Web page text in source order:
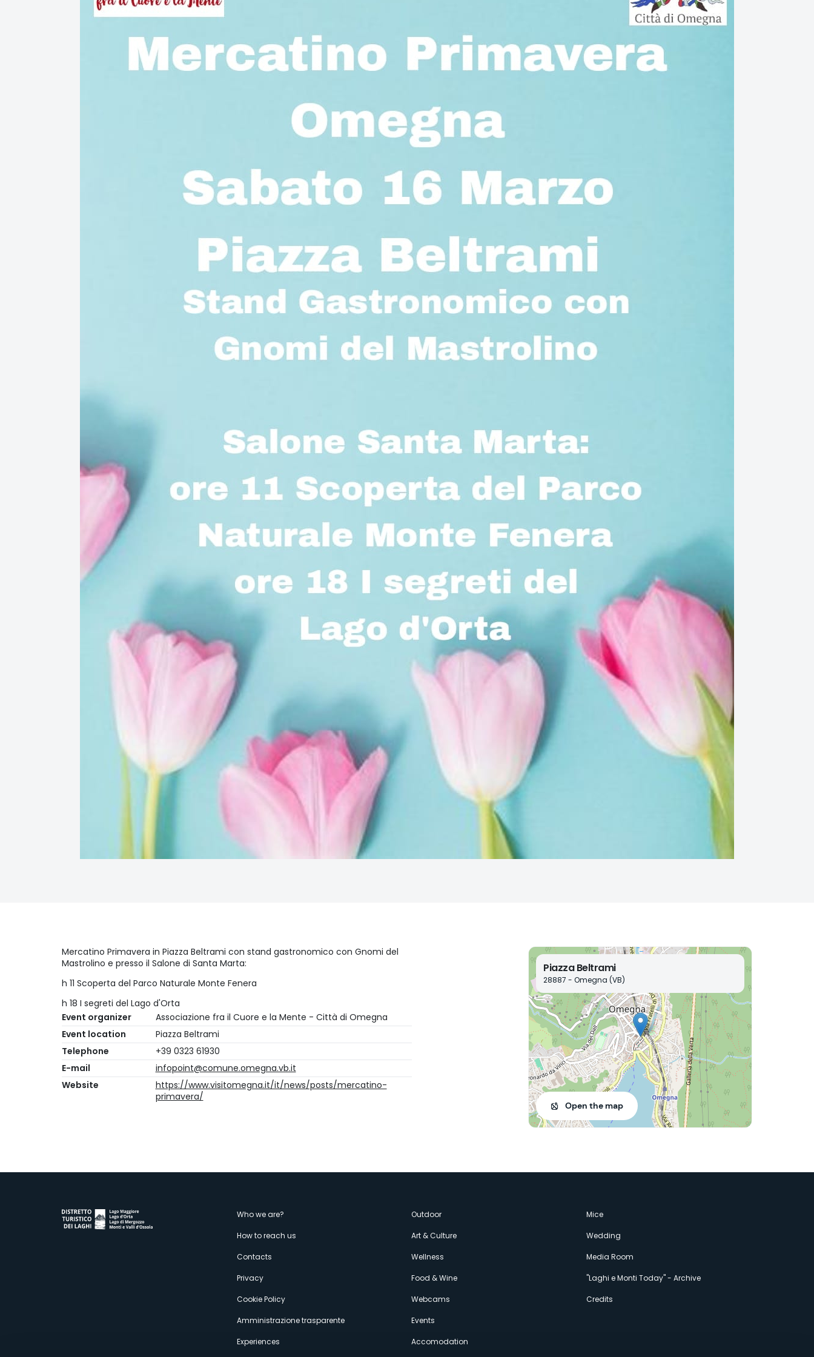
Mercatino Primavera in Piazza Beltrami con stand gastronomico con Gnomi del
Mastrolino e presso il Salone di Santa Marta:
h 11 Scoperta del Parco Naturale Monte Fenera
h 18 I segreti del Lago d'Orta
Event organizer
Associazione fra il Cuore e la Mente - Città di Omegna
Event location
Piazza Beltrami
Telephone
+39 0323 61930
E-mail
infopoint@comune.omegna.vb.it
Website
https://www.visitomegna.it/it/news/posts/mercatino-
primavera/
Piazza Beltrami
28887 - Omegna (VB)
Open the map
Menù
secondario
Who we are?
How to reach us
Contacts
Privacy
Cookie Policy
Amministrazione trasparente
Experiences
Outdoor
Art & Culture
Wellness
Food & Wine
Webcams
Events
Accomodation
Mice
Wedding
Media Room
"Laghi e Monti Today" - Archive
Credits